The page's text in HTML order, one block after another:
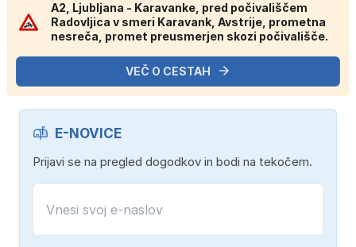
A2, Ljubljana - Karavanke, pred počivališčem
Radovljica v smeri Karavank, Avstrije, prometna
nesreča, promet preusmerjen skozi počivališče.
VEČ O CESTAH
E-NOVICE
Prijavi se na pregled dogodkov in bodi na tekočem.